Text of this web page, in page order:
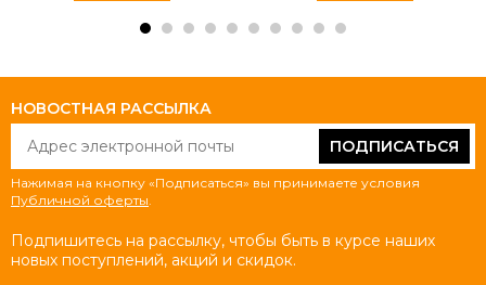
НОВОСТНАЯ РАССЫЛКА
ПОДПИСАТЬСЯ
Нажимая на кнопку «Подписаться» вы принимаете условия
Публичной оферты
Подпишитесь на рассылку, чтобы быть в курсе наших
новых поступлений, акций и скидок.